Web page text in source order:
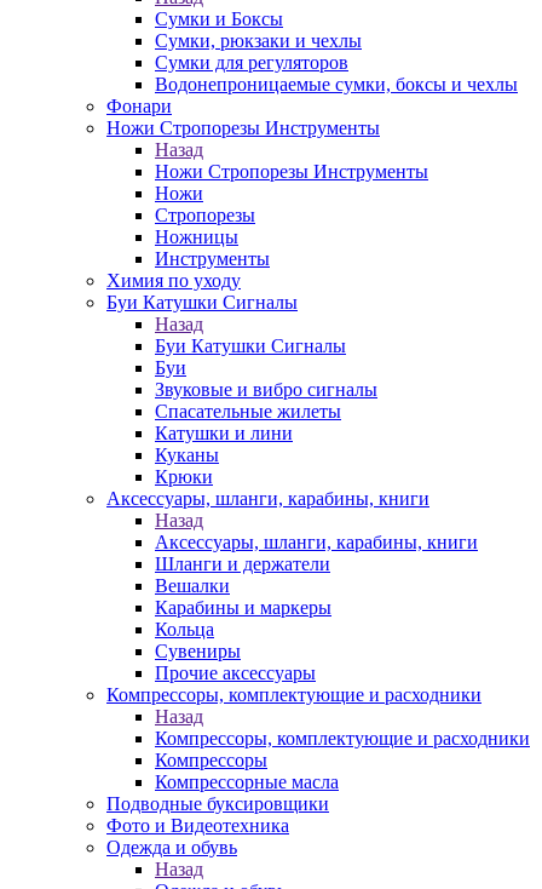
Сумки и Боксы
Сумки, рюкзаки и чехлы
Сумки для регуляторов
Водонепроницаемые сумки, боксы и чехлы
Фонари
Ножи Стропорезы Инструменты
Назад
Ножи Стропорезы Инструменты
Ножи
Стропорезы
Ножницы
Инструменты
Химия по уходу
Буи Катушки Сигналы
Назад
Буи Катушки Сигналы
Буи
Звуковые и вибро сигналы
Спасательные жилеты
Катушки и лини
Куканы
Крюки
Аксессуары, шланги, карабины, книги
Назад
Аксессуары, шланги, карабины, книги
Шланги и держатели
Вешалки
Карабины и маркеры
Кольца
Сувениры
Прочие аксессуары
Компрессоры, комплектующие и расходники
Назад
Компрессоры, комплектующие и расходники
Компрессоры
Компрессорные масла
Подводные буксировщики
Фото и Видеотехника
Одежда и обувь
Назад